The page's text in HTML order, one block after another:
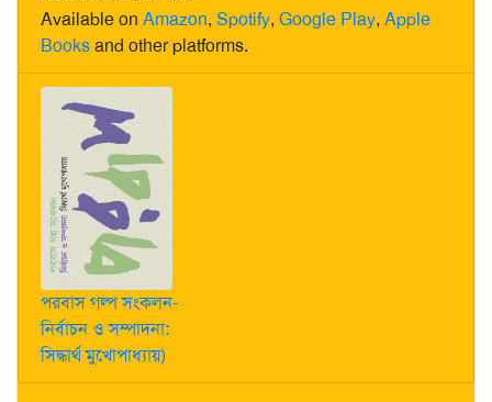
Available on Amazon, Spotify, Google Play, Apple
Booksand other platforms.
পরবাস গল্প সংকলন-
নির্বাচন ও সম্পাদনা:
সিদ্ধার্থ মুখোপাধ্যায়)